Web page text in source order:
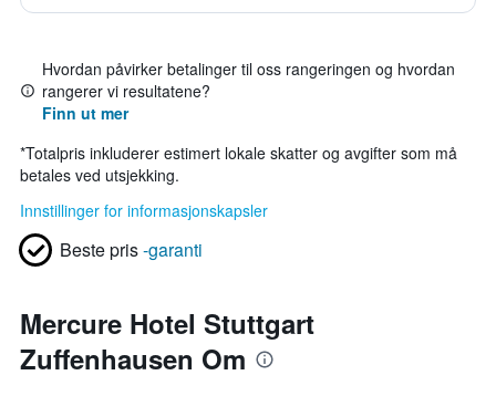
Hvordan påvirker betalinger til oss rangeringen og hvordan
rangerer vi resultatene?
Finn ut mer
*Totalpris inkluderer estimert lokale skatter og avgifter som må
betales ved utsjekking.
Innstillinger for informasjonskapsler
Beste pris-garanti
Mercure Hotel Stuttgart
Zuffenhausen Om